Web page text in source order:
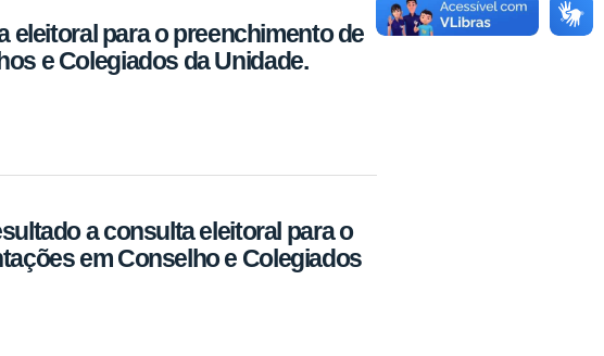
eleitoral para o preenchimento de
e Colegiados da Unidade.
a consulta eleitoral para o
em Conselho e Colegiados